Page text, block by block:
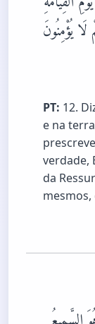
يُؤْمِنُونَ
PT: 12.
e na
verdade,
da
السَّمِيعُ